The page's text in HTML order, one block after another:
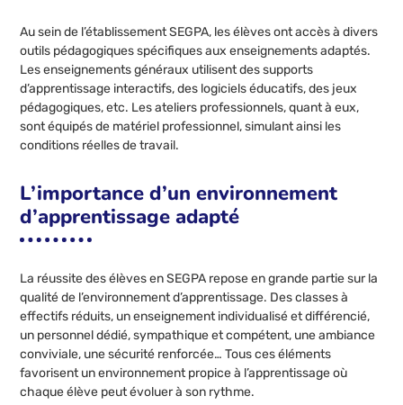
Au sein de l’établissement SEGPA, les élèves ont accès à divers
outils pédagogiques spécifiques aux enseignements adaptés.
Les enseignements généraux utilisent des supports
d’apprentissage interactifs, des logiciels éducatifs, des jeux
pédagogiques, etc. Les ateliers professionnels, quant à eux,
sont équipés de matériel professionnel, simulant ainsi les
conditions réelles de travail.
L’importance d’un environnement
d’apprentissage adapté
La réussite des élèves en SEGPA repose en grande partie sur la
qualité de l’environnement d’apprentissage. Des classes à
effectifs réduits, un enseignement individualisé et différencié,
un personnel dédié, sympathique et compétent, une ambiance
conviviale, une sécurité renforcée… Tous ces éléments
favorisent un environnement propice à l’apprentissage où
chaque élève peut évoluer à son rythme.